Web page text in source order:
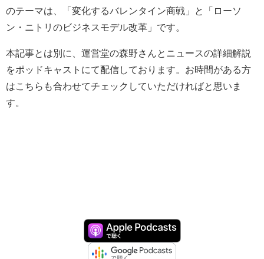
のテーマは、「変化するバレンタイン商戦」と「ローソ
ン・ニトリのビジネスモデル改革」です。
本記事とは別に、運営堂の森野さんとニュースの詳細解説
をポッドキャストにて配信しております。お時間がある方
はこちらも合わせてチェックしていただければと思いま
す。